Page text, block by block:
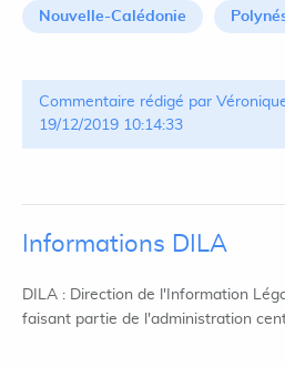
Nouvelle-Calédonie
Commentaire rédigé par
19/12/2019 10:14:33
Informations DILA
DILA : Direction de l'Information
faisant partie de l'administration